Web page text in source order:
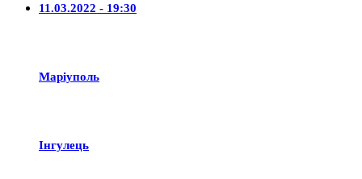
11.03.2022 - 19:30
Маріуполь
Iнгулець